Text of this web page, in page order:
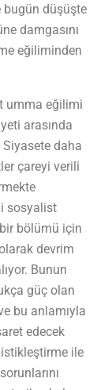
bugün düşüşte
damgasını
eğiliminden
umma eğilimi
arasında
Siyasete daha
çareyi verili
sosyalist
bölümü için
devrim
Bunun
güç olan
bu anlamıyla
edecek
ile